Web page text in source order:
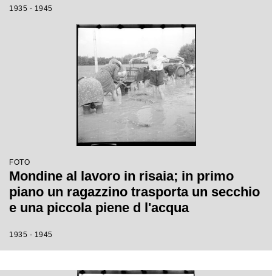
1935 - 1945
FOTO
Mondine al lavoro in risaia; in primo
piano un ragazzino trasporta un secchio
e una piccola piene d l'acqua
1935 - 1945